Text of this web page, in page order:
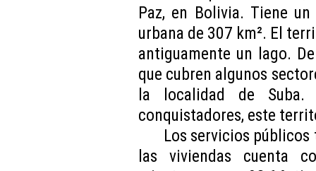
Paz, en Bolivia. Tiene
urbana de 307 km². El
antiguamente un lago.
que cubren algunos
la localidad de
conquistadores, este
Los servicios
las viviendas cuenta